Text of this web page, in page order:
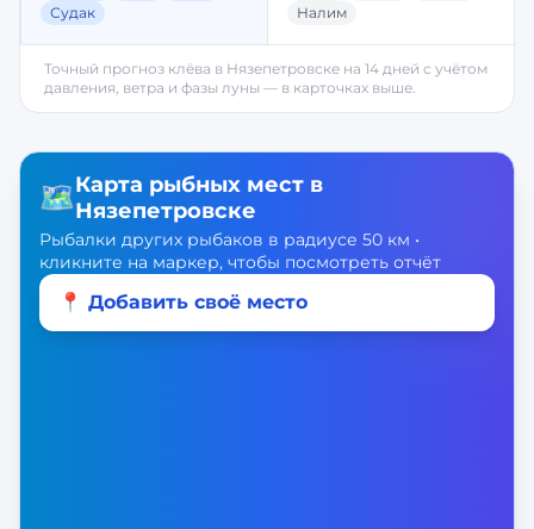
Судак
Налим
Точный прогноз клёва в Нязепетровске на 14 дней с учётом
давления, ветра и фазы луны — в карточках выше.
🗺️Карта рыбных мест в
Нязепетровске
Рыбалки других рыбаков в радиусе 50 км •
кликните на маркер, чтобы посмотреть отчёт
📍 Добавить своё место